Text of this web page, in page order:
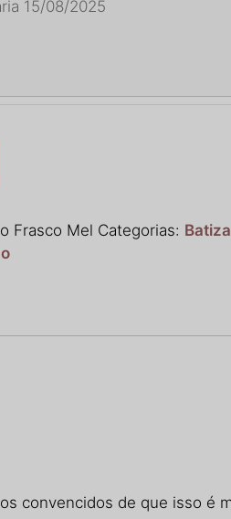
Frasco Mel Categorias:
convencidos de que isso é